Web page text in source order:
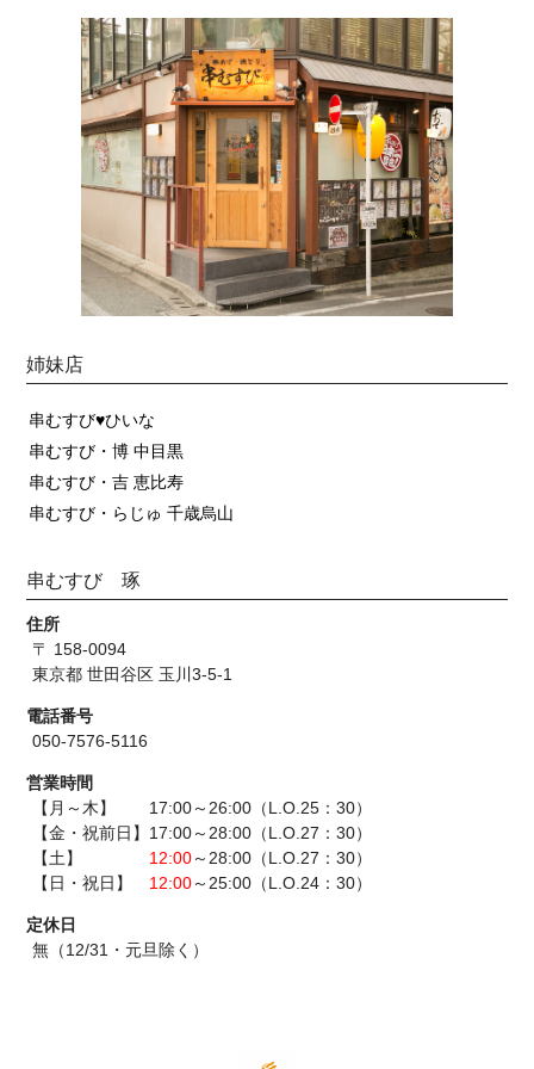
姉妹店
串むすび♥ひいな
串むすび・博 中目黒
串むすび・吉 恵比寿
串むすび・らじゅ 千歳烏山
串むすび 琢
住所
〒 158-0094
東京都 世田谷区 玉川3-5-1
電話番号
050-7576-5116
営業時間
【月～木】 17:00～26:00（L.O.25：30）
【金・祝前日】17:00～28:00（L.O.27：30）
【土】 12:00～28:00（L.O.27：30）
【日・祝日】 12:00～25:00（L.O.24：30）
定休日
無（12/31・元旦除く）